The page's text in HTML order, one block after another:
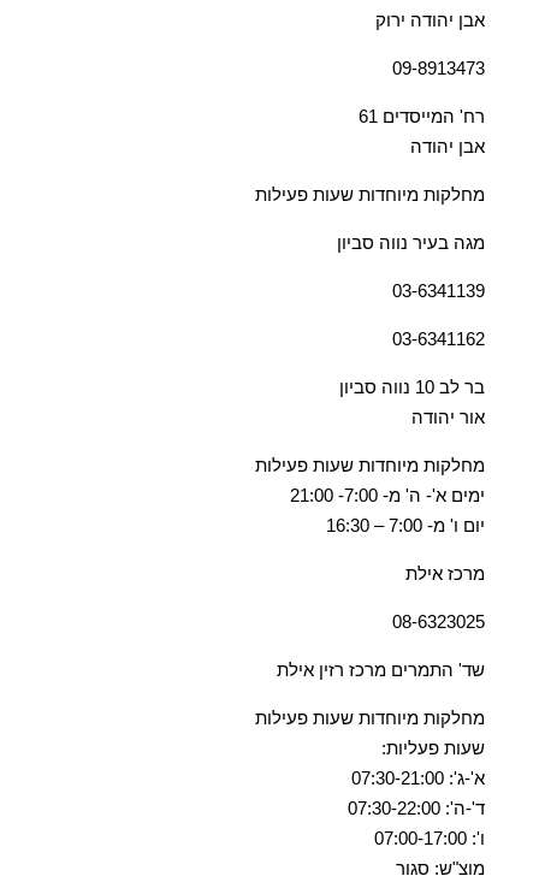
אבן יהודה ירוק
09-8913473
רח' המייסדים 61
אבן יהודה
מחלקות מיוחדות שעות פעילות
מגה בעיר נווה סביון
03-6341139
03-6341162
בר לב 10 נווה סביון
אור יהודה
מחלקות מיוחדות שעות פעילות
ימים א'- ה' מ- 7:00- 21:00
יום ו' מ- 7:00 – 16:30
מרכז אילת
08-6323025
שד' התמרים מרכז רזין אילת
מחלקות מיוחדות שעות פעילות
שעות פעליות:
א'-ג': 07:30-21:00
ד'-ה': 07:30-22:00
ו': 07:00-17:00
מוצ"ש: סגור